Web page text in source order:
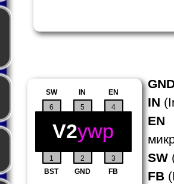
1 2 3
4
BST GND FB
EN
IN
5
6
SW
V2ywp
IN
EN
SW
FB